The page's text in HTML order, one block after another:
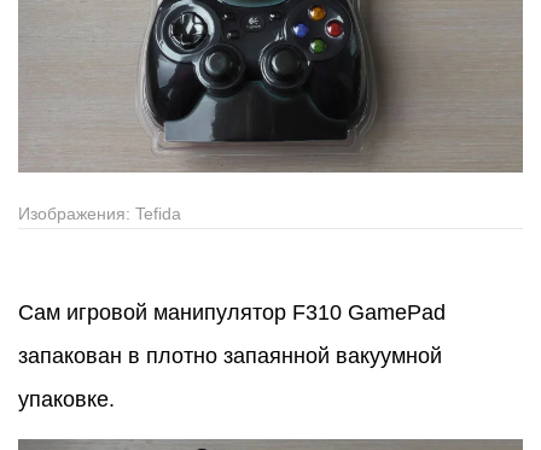
Изображения: Tefida
Сам игровой манипулятор F310 GamePad
запакован в плотно запаянной вакуумной
упаковке.